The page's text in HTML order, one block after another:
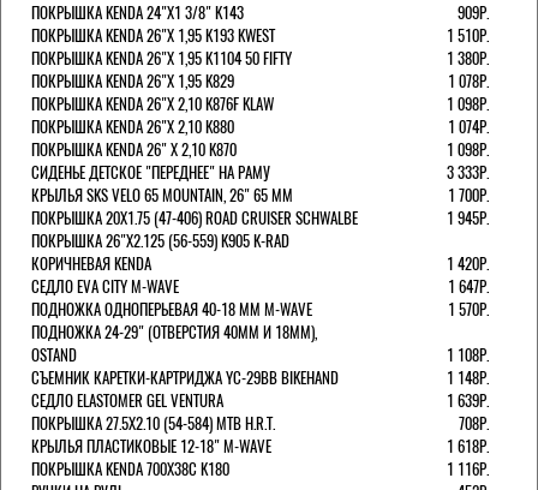
ПОКРЫШКА KENDA 24"Х1 3/8" K143
909Р.
ПОКРЫШКА KENDA 26"Х 1,95 K193 KWEST
1 510Р.
ПОКРЫШКА KENDA 26"Х 1,95 K1104 50 FIFTY
1 380Р.
ПОКРЫШКА KENDA 26"Х 1,95 K829
1 078Р.
ПОКРЫШКА KENDA 26"Х 2,10 K876F KLAW
1 098Р.
ПОКРЫШКА KENDA 26"Х 2,10 K880
1 074Р.
ПОКРЫШКА KENDA 26" Х 2,10 K870
1 098Р.
СИДЕНЬЕ ДЕТСКОЕ "ПЕРЕДНЕЕ" НА РАМУ
3 333Р.
КРЫЛЬЯ SKS VELO 65 MOUNTAIN, 26" 65 ММ
1 700Р.
ПОКРЫШКА 20X1.75 (47-406) ROAD CRUISER SCHWALBE
1 945Р.
ПОКРЫШКА 26"Х2.125 (56-559) K905 K-RAD
КОРИЧНЕВАЯ KENDA
1 420Р.
СЕДЛО EVA CITY M-WAVE
1 647Р.
ПОДНОЖКА ОДНОПЕРЬЕВАЯ 40-18 ММ M-WAVE
1 570Р.
ПОДНОЖКА 24-29" (ОТВЕРСТИЯ 40ММ И 18ММ),
OSTAND
1 108Р.
СЪЕМНИК КАРЕТКИ-КАРТРИДЖА YC-29BB BIKEHAND
1 148Р.
СЕДЛО ELASTOMER GEL VENTURA
1 639Р.
ПОКРЫШКА 27.5X2.10 (54-584) MTB H.R.T.
708Р.
КРЫЛЬЯ ПЛАСТИКОВЫЕ 12-18" M-WAVE
1 618Р.
ПОКРЫШКА KENDA 700Х38С K180
1 116Р.